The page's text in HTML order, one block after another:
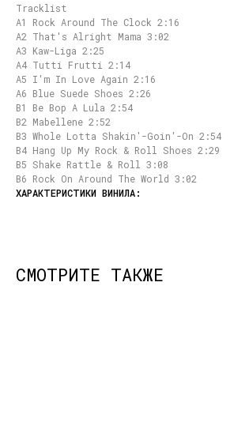
Tracklist
A1 Rock Around The Clock 2:16
A2 That's Alright Mama 3:02
A3 Kaw-Liga 2:25
A4 Tutti Frutti 2:14
A5 I'm In Love Again 2:16
A6 Blue Suede Shoes 2:26
B1 Be Bop A Lula 2:54
B2 Mabellene 2:52
B3 Whole Lotta Shakin'-Goin'-On 2:54
B4 Hang Up My Rock & Roll Shoes 2:29
B5 Shake Rattle & Roll 3:08
B6 Rock On Around The World 3:02
СМОТРИТЕ ТАКЖЕ